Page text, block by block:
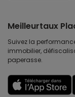
Meilleurtaux
Suivez la
immobilier,
paperasse.